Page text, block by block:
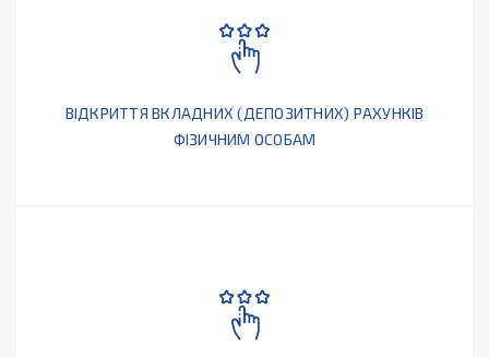
ВІДКРИТТЯ ВКЛАДНИХ (ДЕПОЗИТНИХ) РАХУНКІВ
ФІЗИЧНИМ ОСОБАМ